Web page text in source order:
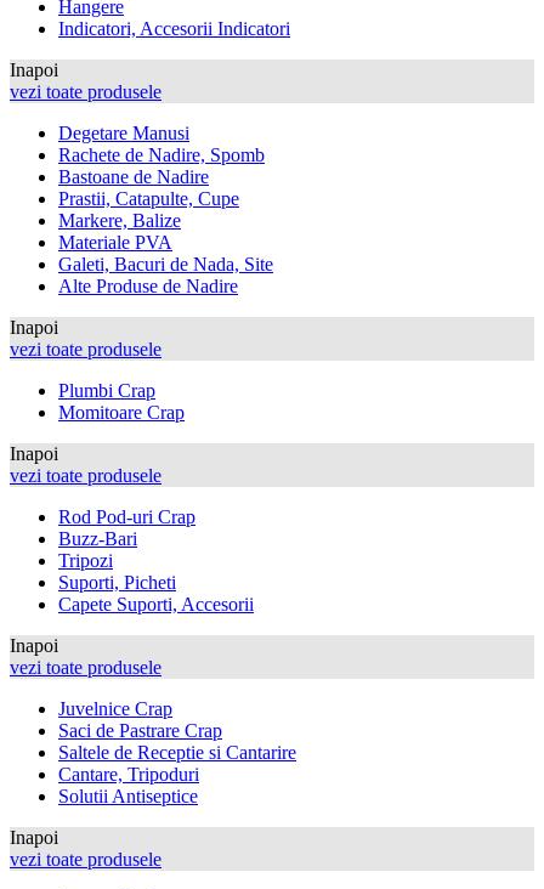
Hangere
Indicatori, Accesorii Indicatori
Inapoi
vezi toate produsele
Degetare Manusi
Rachete de Nadire, Spomb
Bastoane de Nadire
Prastii, Catapulte, Cupe
Markere, Balize
Materiale PVA
Galeti, Bacuri de Nada, Site
Alte Produse de Nadire
Inapoi
vezi toate produsele
Plumbi Crap
Momitoare Crap
Inapoi
vezi toate produsele
Rod Pod-uri Crap
Buzz-Bari
Tripozi
Suporti, Picheti
Capete Suporti, Accesorii
Inapoi
vezi toate produsele
Juvelnice Crap
Saci de Pastrare Crap
Saltele de Receptie si Cantarire
Cantare, Tripoduri
Solutii Antiseptice
Inapoi
vezi toate produsele